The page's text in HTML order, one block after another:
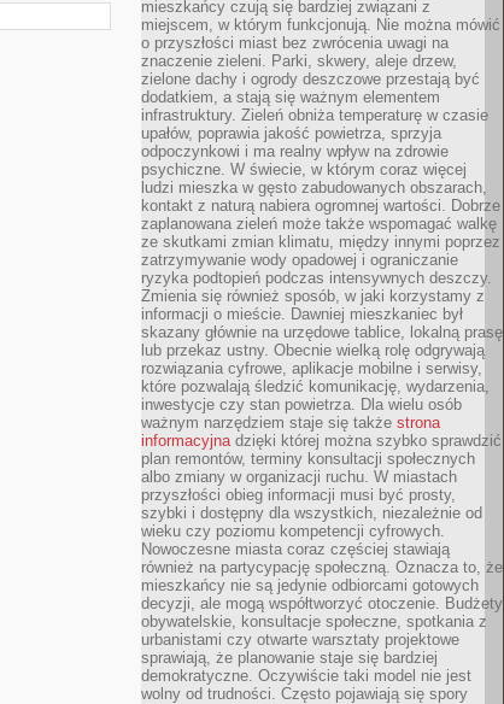
mieszkańcy czują się bardziej związani z
miejscem, w którym funkcjonują. Nie można mówić
o przyszłości miast bez zwrócenia uwagi na
znaczenie zieleni. Parki, skwery, aleje drzew,
zielone dachy i ogrody deszczowe przestają być
dodatkiem, a stają się ważnym elementem
infrastruktury. Zieleń obniża temperaturę w czasie
upałów, poprawia jakość powietrza, sprzyja
odpoczynkowi i ma realny wpływ na zdrowie
psychiczne. W świecie, w którym coraz więcej
ludzi mieszka w gęsto zabudowanych obszarach,
kontakt z naturą nabiera ogromnej wartości. Dobrze
zaplanowana zieleń może także wspomagać walkę
ze skutkami zmian klimatu, między innymi poprzez
zatrzymywanie wody opadowej i ograniczanie
ryzyka podtopień podczas intensywnych deszczy.
Zmienia się również sposób, w jaki korzystamy z
informacji o mieście. Dawniej mieszkaniec był
skazany głównie na urzędowe tablice, lokalną prasę
lub przekaz ustny. Obecnie wielką rolę odgrywają
rozwiązania cyfrowe, aplikacje mobilne i serwisy,
które pozwalają śledzić komunikację, wydarzenia,
inwestycje czy stan powietrza. Dla wielu osób
ważnym narzędziem staje się także strona
informacyjnadzięki której można szybko sprawdzić
plan remontów, terminy konsultacji społecznych
albo zmiany w organizacji ruchu. W miastach
przyszłości obieg informacji musi być prosty,
szybki i dostępny dla wszystkich, niezależnie od
wieku czy poziomu kompetencji cyfrowych.
Nowoczesne miasta coraz częściej stawiają
również na partycypację społeczną. Oznacza to, że
mieszkańcy nie są jedynie odbiorcami gotowych
decyzji, ale mogą współtworzyć otoczenie. Budżety
obywatelskie, konsultacje społeczne, spotkania z
urbanistami czy otwarte warsztaty projektowe
sprawiają, że planowanie staje się bardziej
demokratyczne. Oczywiście taki model nie jest
wolny od trudności. Często pojawiają się spory